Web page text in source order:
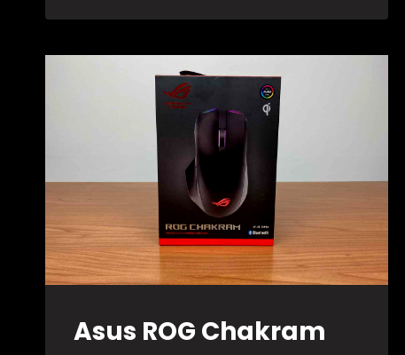
3000:
LEAK
Asus ROG Chakram